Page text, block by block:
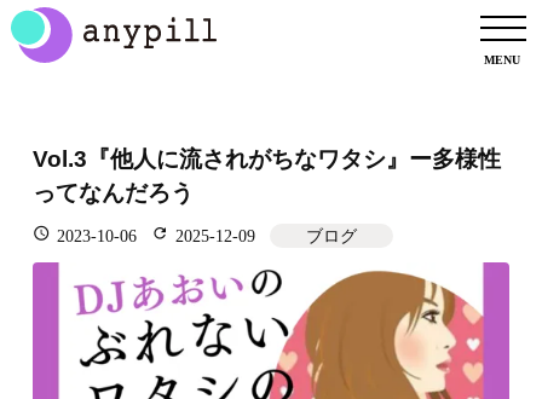
Vol.3『他人に流されがちなワタシ』ー多様性
ってなんだろう
 2023-10-06  2025-12-09 ブログ